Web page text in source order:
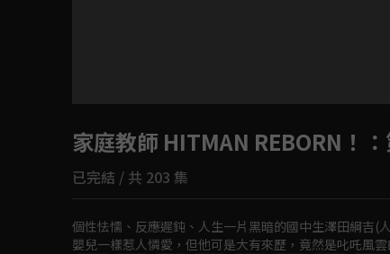
如有不便請見諒
回首頁
家庭教師 HITMAN REBORN！
已完結 / 共 203 集
個性怯懦、反應遲鈍、人生一片黑暗的國中生澤田綱吉(
嬰兒一樣惹人憐愛，但他可是大有來歷，竟然是叱吒風